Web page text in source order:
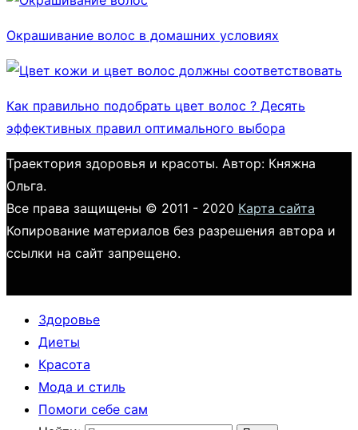
Окрашивание волос в домашних условиях
Как правильно подобрать цвет волос ? Десять
эффективных правил оптимального выбора
Траектория здоровья и красоты. Автор: Княжна
Ольга.
Все права защищены © 2011 - 2020 Карта сайта
Копирование материалов без разрешения автора и
ссылки на сайт запрещено.
Здоровье
Диеты
Красота
Мода и стиль
Помоги себе сам